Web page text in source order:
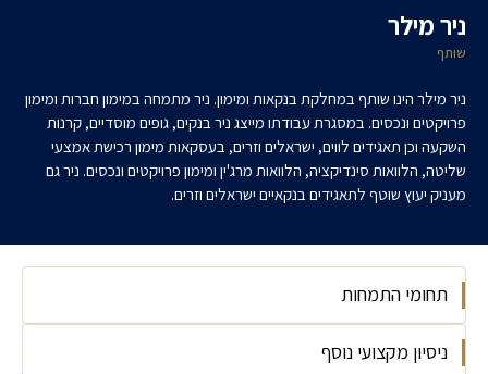
ניר מילר
שותף
ניר מילר הינו שותף במחלקת בנקאות ומימון. ניר מתמחה במימון חברות ומימון
פרויקטים ונכסים. במסגרת עבודתו מייצג ניר בנקים, גופים מוסדיים, קרנות
השקעה וכן תאגידים לווים, ישראלים וזרים, בעסקאות מימון רכישת אמצעי
שליטה, הלוואות סינדיקציה, הלוואות מרג'ין ומימון פרויקטים ונכסים. ניר גם
מעניק יעוץ שוטף לתאגידים בנקאיים ישראלים וזרים.
תחומי התמחות
בנקאות ופיננסים
ניסיון מקצועי נוסף